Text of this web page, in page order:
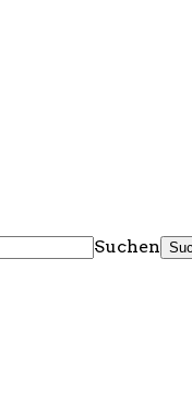
Suchen